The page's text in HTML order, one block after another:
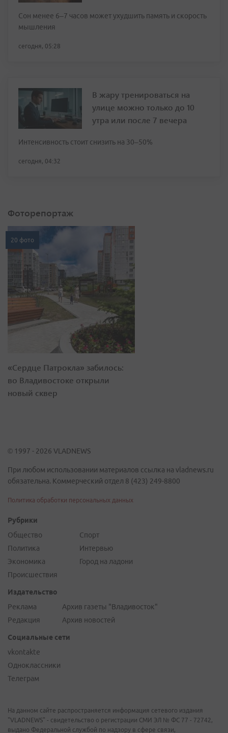
Сон менее 6–7 часов может ухудшить память и скорость
мышления
сегодня, 05:28
В жару тренироваться на
улице можно только до 10
утра или после 7 вечера
Интенсивность стоит снизить на 30–50%
сегодня, 04:32
Фоторепортаж
20 фото
«Сердце Патрокла» забилось:
во Владивостоке открыли
новый сквер
© 1997 - 2026 VLADNEWS
При любом использовании материалов ссылка на vladnews.ru
обязательна. Коммерческий отдел 8 (423) 249-8800
Политика обработки персональных данных
Рубрики
Общество
Политика
Экономика
Происшествия
Спорт
Интервью
Город на ладони
Издательство
Реклама
Редакция
Архив газеты "Владивосток"
Архив новостей
Социальные сети
vkontakte
Одноклассники
Телеграм
На данном сайте распространяется информация сетевого издания
"VLADNEWS" - свидетельство о регистрации СМИ ЭЛ № ФС 77 - 72742,
выдано Федеральной службой по надзору в сфере связи,